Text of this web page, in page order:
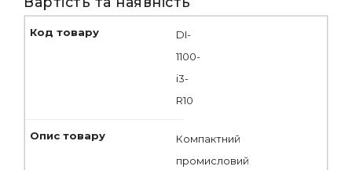
DI-
1100-
i3-
R10
Компактний
промисловий